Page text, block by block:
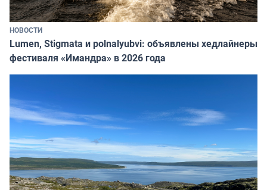
НОВОСТИ
Lumen, Stigmata и polnalyubvi: объявлены хедлайнеры
фестиваля «Имандра» в 2026 года